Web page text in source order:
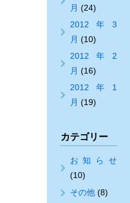
月 (24)
2012年3
月 (10)
2012年2
月 (16)
2012年1
月 (19)
カテゴリー
お知らせ
(10)
その他(8)